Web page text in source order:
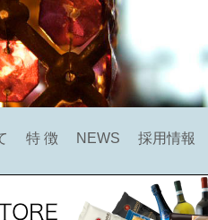
特 徴 NEWS 採用情報